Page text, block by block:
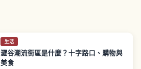
生活
澀谷潮流街區是什麼？十字路口、購物與
美食